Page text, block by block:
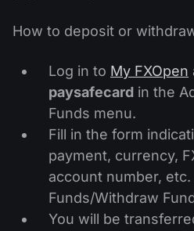
How to deposit or
Log in to My FXOpen
paysafecard in the
Funds menu.
Fill in the form
payment, currency,
account number, etc.
Funds/Withdraw
You will be